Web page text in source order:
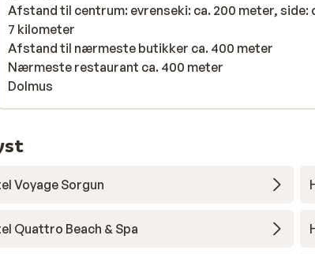
Afstand til centrum: evrenseki: ca. 200 meter, side:
7 kilometer
Afstand til nærmeste butikker ca. 400 meter
Nærmeste restaurant ca. 400 meter
Dolmus
Voyage Sorgun
Quattro Beach & Spa